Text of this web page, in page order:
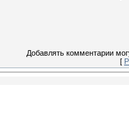
Добавлять комментарии
[